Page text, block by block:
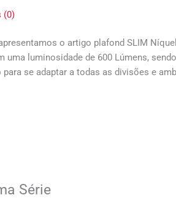
(0)
o artigo plafond SLIM
uma luminosidade de 600 Lúmens,
se adaptar a todas as divisões e
Série